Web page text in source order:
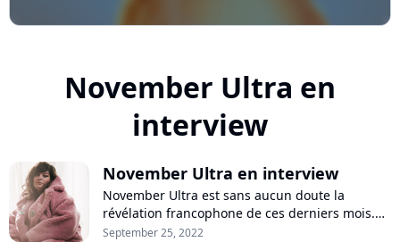
November Ultra en
interview
November Ultra en interview
November Ultra est sans aucun doute la
révélation francophone de ces derniers mois.
Dans les coulisses de Rock en Seine, Purecharts
September 25, 2022